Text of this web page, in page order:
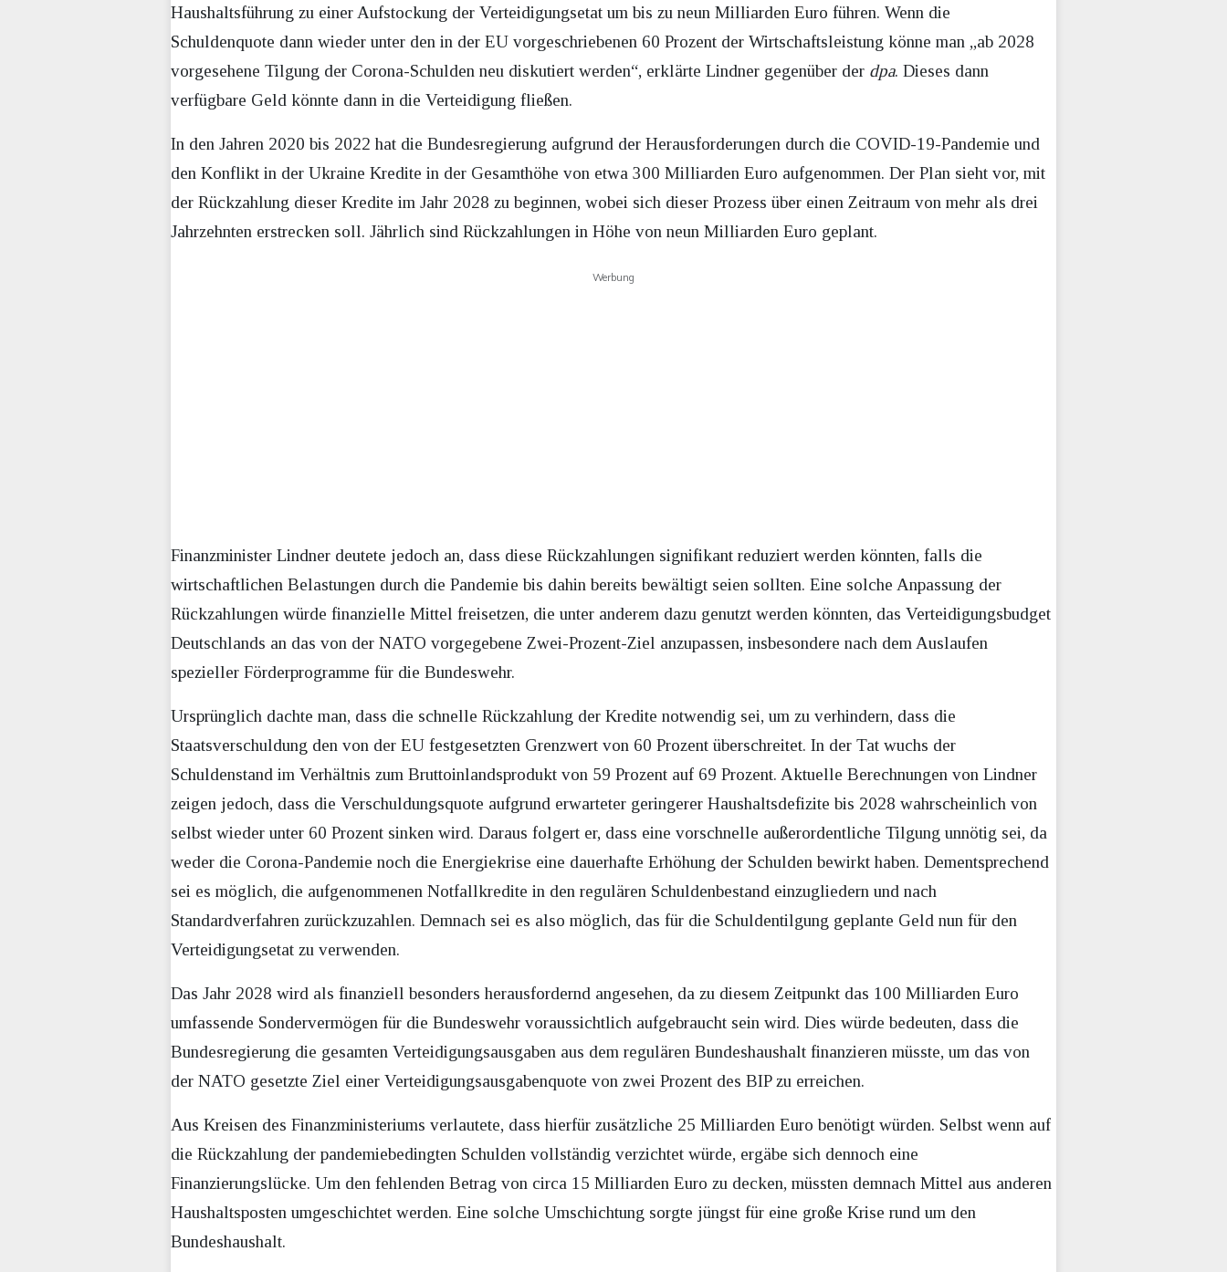
Haushaltsführung zu einer Aufstockung der Verteidigungsetat um bis zu neun Milliarden Euro führen. Wenn die
Schuldenquote dann wieder unter den in der EU vorgeschriebenen 60 Prozent der Wirtschaftsleistung könne man „ab 2028
vorgesehene Tilgung der Corona-Schulden neu diskutiert werden“, erklärte Lindner gegenüber der dpa. Dieses dann
verfügbare Geld könnte dann in die Verteidigung fließen.
In den Jahren 2020 bis 2022 hat die Bundesregierung aufgrund der Herausforderungen durch die COVID-19-Pandemie und
den Konflikt in der Ukraine Kredite in der Gesamthöhe von etwa 300 Milliarden Euro aufgenommen. Der Plan sieht vor, mit
der Rückzahlung dieser Kredite im Jahr 2028 zu beginnen, wobei sich dieser Prozess über einen Zeitraum von mehr als drei
Jahrzehnten erstrecken soll. Jährlich sind Rückzahlungen in Höhe von neun Milliarden Euro geplant.
Werbung
Finanzminister Lindner deutete jedoch an, dass diese Rückzahlungen signifikant reduziert werden könnten, falls die
wirtschaftlichen Belastungen durch die Pandemie bis dahin bereits bewältigt seien sollten. Eine solche Anpassung der
Rückzahlungen würde finanzielle Mittel freisetzen, die unter anderem dazu genutzt werden könnten, das Verteidigungsbudget
Deutschlands an das von der NATO vorgegebene Zwei-Prozent-Ziel anzupassen, insbesondere nach dem Auslaufen
spezieller Förderprogramme für die Bundeswehr.
Ursprünglich dachte man, dass die schnelle Rückzahlung der Kredite notwendig sei, um zu verhindern, dass die
Staatsverschuldung den von der EU festgesetzten Grenzwert von 60 Prozent überschreitet. In der Tat wuchs der
Schuldenstand im Verhältnis zum Bruttoinlandsprodukt von 59 Prozent auf 69 Prozent. Aktuelle Berechnungen von Lindner
zeigen jedoch, dass die Verschuldungsquote aufgrund erwarteter geringerer Haushaltsdefizite bis 2028 wahrscheinlich von
selbst wieder unter 60 Prozent sinken wird. Daraus folgert er, dass eine vorschnelle außerordentliche Tilgung unnötig sei, da
weder die Corona-Pandemie noch die Energiekrise eine dauerhafte Erhöhung der Schulden bewirkt haben. Dementsprechend
sei es möglich, die aufgenommenen Notfallkredite in den regulären Schuldenbestand einzugliedern und nach
Standardverfahren zurückzuzahlen. Demnach sei es also möglich, das für die Schuldentilgung geplante Geld nun für den
Verteidigungsetat zu verwenden.
Das Jahr 2028 wird als finanziell besonders herausfordernd angesehen, da zu diesem Zeitpunkt das 100 Milliarden Euro
umfassende Sondervermögen für die Bundeswehr voraussichtlich aufgebraucht sein wird. Dies würde bedeuten, dass die
Bundesregierung die gesamten Verteidigungsausgaben aus dem regulären Bundeshaushalt finanzieren müsste, um das von
der NATO gesetzte Ziel einer Verteidigungsausgabenquote von zwei Prozent des BIP zu erreichen.
Aus Kreisen des Finanzministeriums verlautete, dass hierfür zusätzliche 25 Milliarden Euro benötigt würden. Selbst wenn auf
die Rückzahlung der pandemiebedingten Schulden vollständig verzichtet würde, ergäbe sich dennoch eine
Finanzierungslücke. Um den fehlenden Betrag von circa 15 Milliarden Euro zu decken, müssten demnach Mittel aus anderen
Haushaltsposten umgeschichtet werden. Eine solche Umschichtung sorgte jüngst für eine große Krise rund um den
Bundeshaushalt.